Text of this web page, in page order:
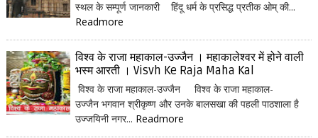
स्थल के सम्पूर्ण जानकारी हिंदू धर्म के प्रसिद्ध प्रतीक ओम् की...
Readmore
विश्व के राजा महाकाल-उज्जैन । महाकालेश्वर में होने वाली
भस्म आरती । Visvh Ke Raja Maha Kal
विश्व के राजा महाकाल-उज्जैन विश्व के राजा महाकाल-
उज्जैन भगवान श्रीकृष्ण और उनके बालसखा की पहली पाठशाला है
उज्जयिनी नगर... Readmore